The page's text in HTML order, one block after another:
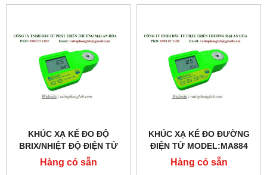
KHÚC XẠ KẾ ĐO ĐỘ
BRIX/NHIỆT ĐỘ ĐIỆN TỬ
MODEL:MA882
Hàng có sẵn
KHÚC XẠ KẾ ĐO ĐƯỜNG
ĐIỆN TỬ MODEL:MA884
Hàng có sẵn